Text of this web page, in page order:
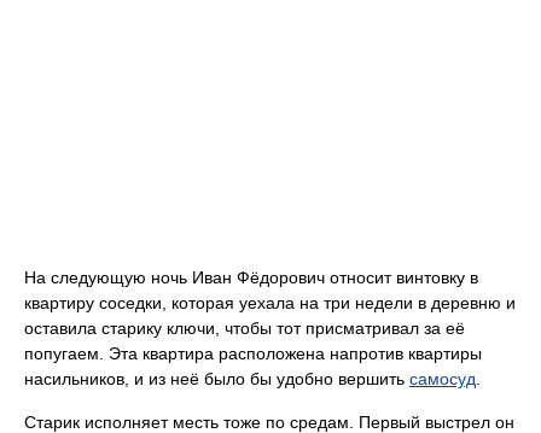
На следующую ночь Иван Фёдорович относит винтовку в
квартиру соседки, которая уехала на три недели в деревню и
оставила старику ключи, чтобы тот присматривал за её
попугаем. Эта квартира расположена напротив квартиры
насильников, и из неё было бы удобно вершить самосуд
Старик исполняет месть тоже по средам. Первый выстрел он